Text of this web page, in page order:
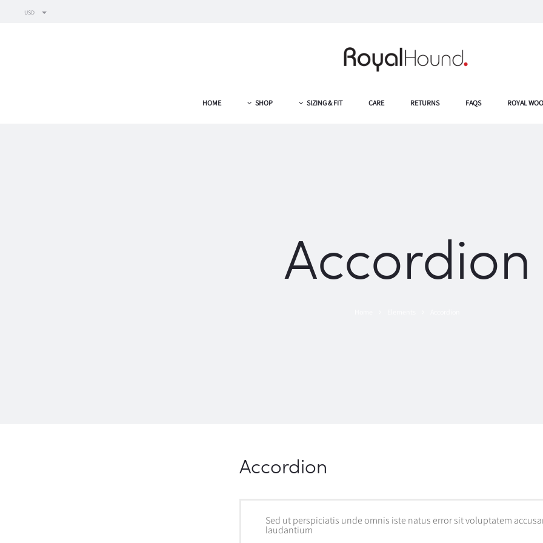
USD
HOME SHOP SIZING & FIT CARE RETURNS FAQS ROYAL
Accordion
Accordion
Sed ut perspiciatis unde omnis iste natus error sit voluptatem
laudantium